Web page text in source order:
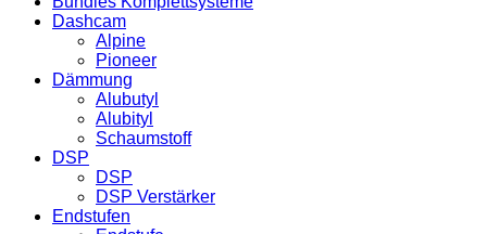
Dashcam
Alpine
Pioneer
Dämmung
Alubutyl
Alubityl
Schaumstoff
DSP
DSP
DSP Verstärker
Endstufen